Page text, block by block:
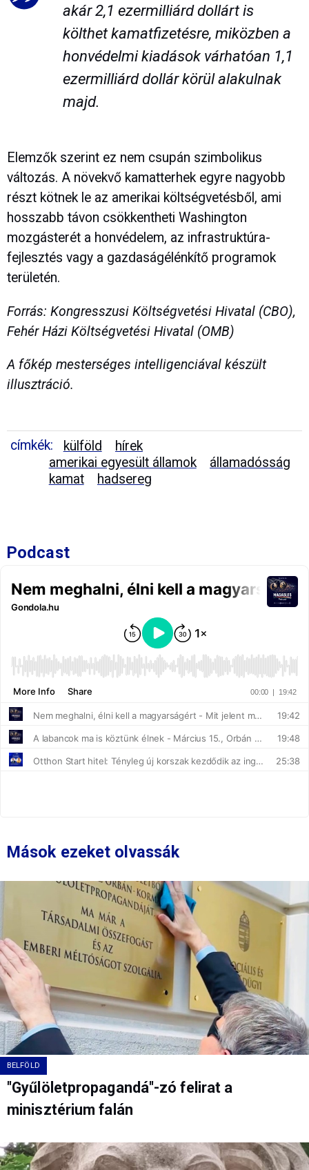
akár 2,1 ezermilliárd dollárt is
költhet kamatfizetésre, miközben a
honvédelmi kiadások várhatóan 1,1
ezermilliárd dollár körül alakulnak
majd.
Elemzők szerint ez nem csupán szimbolikus
változás. A növekvő kamatterhek egyre nagyobb
részt kötnek le az amerikai költségvetésből, ami
hosszabb távon csökkentheti Washington
mozgásterét a honvédelem, az infrastruktúra-
fejlesztés vagy a gazdaságélénkítő programok
területén.
Forrás: Kongresszusi Költségvetési Hivatal (CBO),
Fehér Házi Költségvetési Hivatal (OMB)
A főkép mesterséges intelligenciával készült
illusztráció.
címkék: külföld
hírek
amerikai egyesült államok
államadósság
kamat
hadsereg
Podcast
Mások ezeket olvassák
BELFÖLD
"Gyűlöletpropagandá"-zó felirat a
minisztérium falán